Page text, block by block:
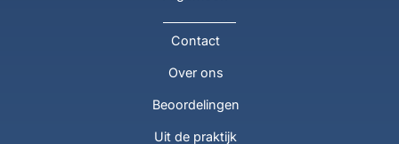
Contact
Over ons
Beoordelingen
Uit de praktijk